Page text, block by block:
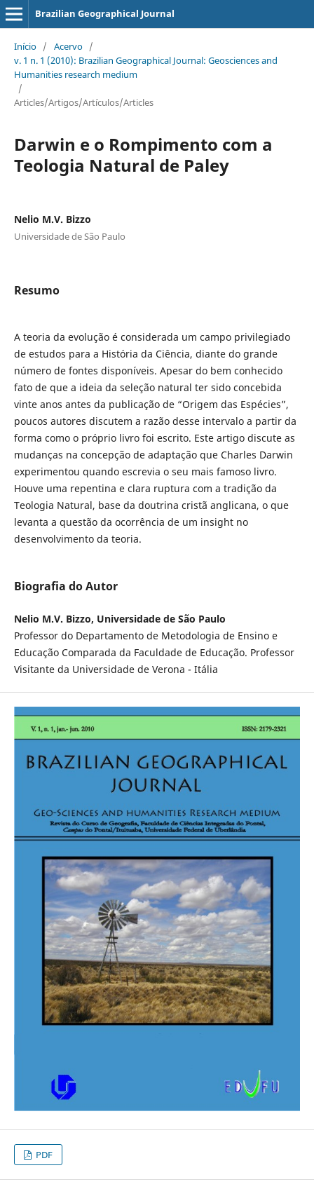
Brazilian Geographical Journal
Início / Acervo /
v. 1 n. 1 (2010): Brazilian Geographical Journal: Geosciences and
Humanities research medium
/
Articles/Artigos/Artículos/Articles
Darwin e o Rompimento com a
Teologia Natural de Paley
Nelio M.V. Bizzo
Universidade de São Paulo
Resumo
A teoria da evolução é considerada um campo privilegiado
de estudos para a História da Ciência, diante do grande
número de fontes disponíveis. Apesar do bem conhecido
fato de que a ideia da seleção natural ter sido concebida
vinte anos antes da publicação de “Origem das Espécies”,
poucos autores discutem a razão desse intervalo a partir da
forma como o próprio livro foi escrito. Este artigo discute as
mudanças na concepção de adaptação que Charles Darwin
experimentou quando escrevia o seu mais famoso livro.
Houve uma repentina e clara ruptura com a tradição da
Teologia Natural, base da doutrina cristã anglicana, o que
levanta a questão da ocorrência de um insight no
desenvolvimento da teoria.
Biografia do Autor
Nelio M.V. Bizzo, Universidade de São Paulo
Professor do Departamento de Metodologia de Ensino e
Educação Comparada da Faculdade de Educação. Professor
Visitante da Universidade de Verona - Itália
PDF